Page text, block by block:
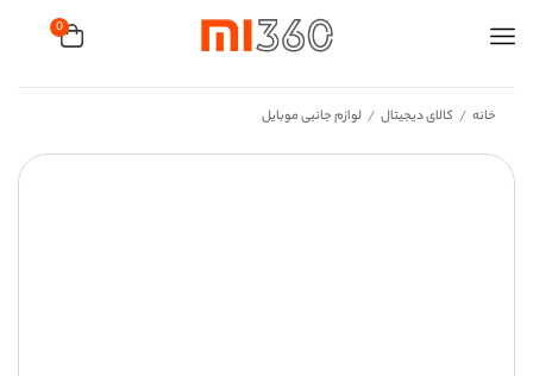
0
خانه / کالای دیجیتال / لوازم جانبی موبایل